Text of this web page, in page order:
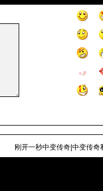
刚开一秒中变传奇|中变传